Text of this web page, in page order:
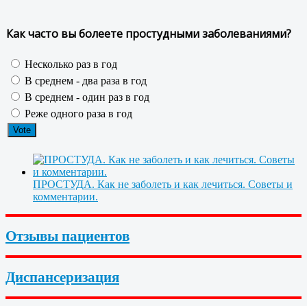
Как часто вы болеете простудными заболеваниями?
Несколько раз в год
В среднем - два раза в год
В среднем - один раз в год
Реже одного раза в год
ПРОСТУДА. Как не заболеть и как лечиться. Советы и
комментарии.
Отзывы пациентов
Диспансеризация